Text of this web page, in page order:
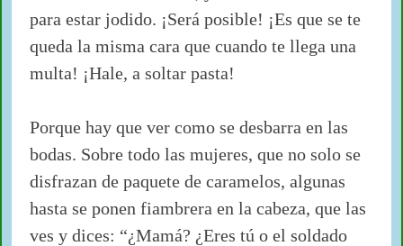
para estar jodido. ¡Será posible! ¡Es que se te
queda la misma cara que cuando te llega una
multa! ¡Hale, a soltar pasta!
Porque hay que ver como se desbarra en las
bodas. Sobre todo las mujeres, que no solo se
disfrazan de paquete de caramelos, algunas
hasta se ponen fiambrera en la cabeza, que las
ves y dices: “¿Mamá? ¿Eres tú o el soldado